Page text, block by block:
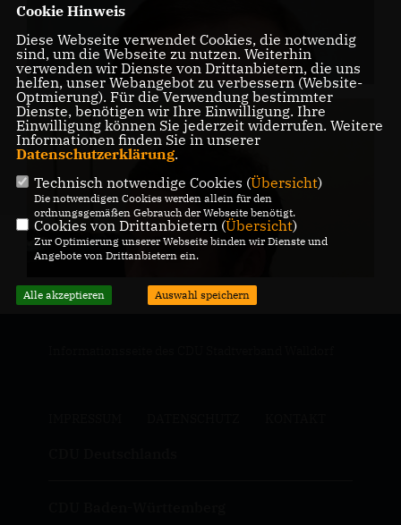
Cookie Hinweis
Diese Webseite verwendet Cookies, die notwendig
sind, um die Webseite zu nutzen. Weiterhin
verwenden wir Dienste von Drittanbietern, die uns
helfen, unser Webangebot zu verbessern (Website-
Optmierung). Für die Verwendung bestimmter
Dienste, benötigen wir Ihre Einwilligung. Ihre
Einwilligung können Sie jederzeit widerrufen. Weitere
Informationen finden Sie in unserer
Datenschutzerklärung.
Technisch notwendige Cookies (Übersicht)
Die notwendigen Cookies werden allein für den
ordnungsgemäßen Gebrauch der Webseite benötigt.
Cookies von Drittanbietern (Übersicht)
Zur Optimierung unserer Webseite binden wir Dienste und
Angebote von Drittanbietern ein.
Alle akzeptieren Auswahl speichern